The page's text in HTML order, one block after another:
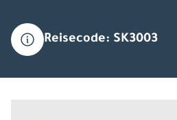
Reisecode: SK3003